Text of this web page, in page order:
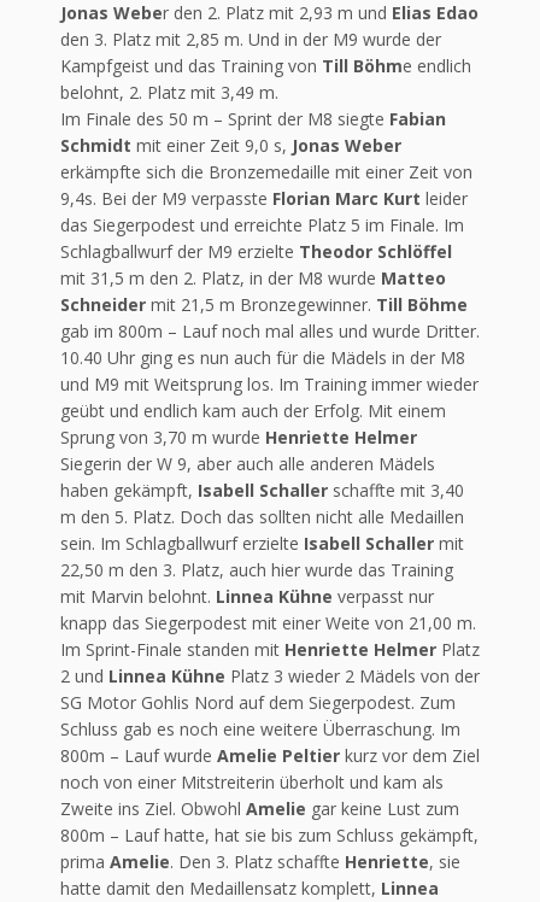
Jonas Weber den 2. Platz mit 2,93 m und Elias Edao
den 3. Platz mit 2,85 m. Und in der M9 wurde der
Kampfgeist und das Training von Till Böhme endlich
belohnt, 2. Platz mit 3,49 m.
Im Finale des 50 m – Sprint der M8 siegte Fabian
Schmidt mit einer Zeit 9,0 s, Jonas Weber
erkämpfte sich die Bronzemedaille mit einer Zeit von
9,4s. Bei der M9 verpasste Florian Marc Kurt leider
das Siegerpodest und erreichte Platz 5 im Finale. Im
Schlagballwurf der M9 erzielte Theodor Schlöffel
mit 31,5 m den 2. Platz, in der M8 wurde Matteo
Schneider mit 21,5 m Bronzegewinner. Till Böhme
gab im 800m – Lauf noch mal alles und wurde Dritter.
10.40 Uhr ging es nun auch für die Mädels in der M8
und M9 mit Weitsprung los. Im Training immer wieder
geübt und endlich kam auch der Erfolg. Mit einem
Sprung von 3,70 m wurde Henriette Helmer
Siegerin der W 9, aber auch alle anderen Mädels
haben gekämpft, Isabell Schaller schaffte mit 3,40
m den 5. Platz. Doch das sollten nicht alle Medaillen
sein. Im Schlagballwurf erzielte Isabell Schaller mit
22,50 m den 3. Platz, auch hier wurde das Training
mit Marvin belohnt. Linnea Kühne verpasst nur
knapp das Siegerpodest mit einer Weite von 21,00 m.
Im Sprint-Finale standen mit Henriette Helmer Platz
2 und Linnea Kühne Platz 3 wieder 2 Mädels von der
SG Motor Gohlis Nord auf dem Siegerpodest. Zum
Schluss gab es noch eine weitere Überraschung. Im
800m – Lauf wurde Amelie Peltier kurz vor dem Ziel
noch von einer Mitstreiterin überholt und kam als
Zweite ins Ziel. Obwohl Amelie gar keine Lust zum
800m – Lauf hatte, hat sie bis zum Schluss gekämpft,
prima Amelie. Den 3. Platz schaffte Henriette, sie
hatte damit den Medaillensatz komplett, Linnea